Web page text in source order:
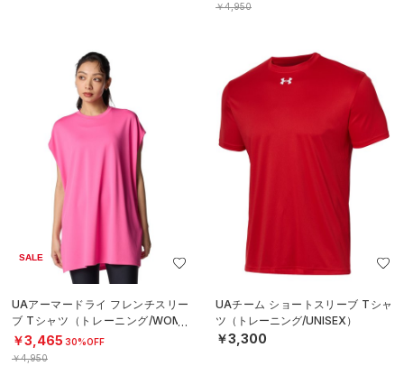
￥4,950
SALE
UAアーマードライ フレンチスリー
ブ Tシャツ（トレーニング/WOME
N）
￥3,465 30%OFF
￥4,950
UAチーム ショートスリーブ Tシャ
ツ（トレーニング/UNISEX）
￥3,300